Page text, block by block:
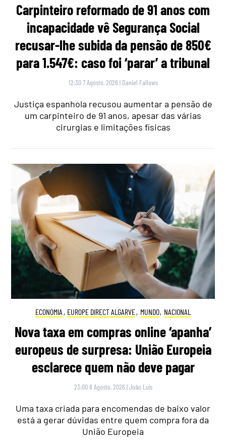
Carpinteiro reformado de 91 anos com
incapacidade vê Segurança Social
recusar-lhe subida da pensão de 850€
para 1.547€: caso foi ‘parar’ a tribunal
12:30 7 Agosto, 2026 | Daniel Fallows
Justiça espanhola recusou aumentar a pensão de
um carpinteiro de 91 anos, apesar das várias
cirurgias e limitações físicas
ECONOMIA , EUROPE DIRECT ALGARVE, MUNDO, NACIONAL
Nova taxa em compras online ‘apanha’
europeus de surpresa: União Europeia
esclarece quem não deve pagar
23:00 8 Agosto, 2026 |João Luís
Uma taxa criada para encomendas de baixo valor
está a gerar dúvidas entre quem compra fora da
União Europeia